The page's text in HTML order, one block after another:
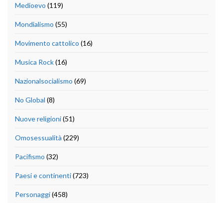
Medioevo (119)
Mondialismo (55)
Movimento cattolico (16)
Musica Rock(16)
Nazionalsocialismo (69)
No Global (8)
Nuove religioni(51)
Omosessualità (229)
Pacifismo (32)
Paesi e continenti(723)
Personaggi(458)